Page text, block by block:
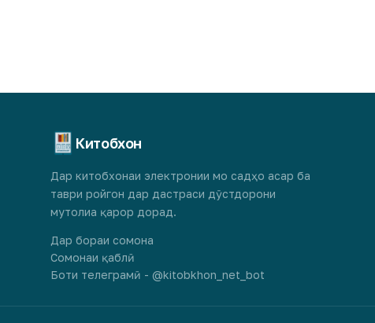
Китобхон
Дар китобхонаи электронии мо садҳо асар ба
таври ройгон дар дастраси дӯстдорони
мутолиа қарор дорад.
Дар бораи сомона
Сомонаи қаблӣ
Боти телеграмӣ - @kitobkhon_net_bot